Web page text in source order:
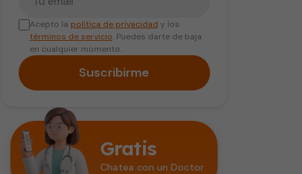
Acepto la política de privacidad y los
términos de servicio. Puedes darte de baja
en cualquier momento.
Suscribirme
Gratis
Chatea con un Doctor